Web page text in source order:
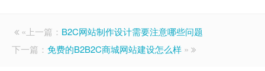
«上一篇： B2C网站制作设计需要注意哪些问题
下一篇： 免费的B2B2C商城网站建设怎么样 »